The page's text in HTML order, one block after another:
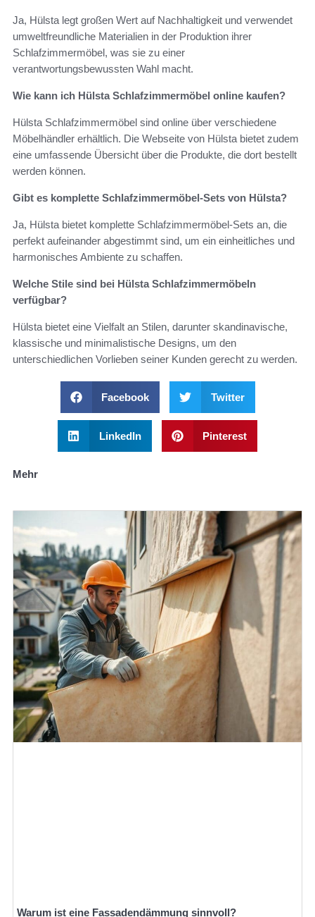
Ja, Hülsta legt großen Wert auf Nachhaltigkeit und verwendet
umweltfreundliche Materialien in der Produktion ihrer
Schlafzimmermöbel, was sie zu einer
verantwortungsbewussten Wahl macht.
Wie kann ich Hülsta Schlafzimmermöbel online kaufen?
Hülsta Schlafzimmermöbel sind online über verschiedene
Möbelhändler erhältlich. Die Webseite von Hülsta bietet zudem
eine umfassende Übersicht über die Produkte, die dort bestellt
werden können.
Gibt es komplette Schlafzimmermöbel-Sets von Hülsta?
Ja, Hülsta bietet komplette Schlafzimmermöbel-Sets an, die
perfekt aufeinander abgestimmt sind, um ein einheitliches und
harmonisches Ambiente zu schaffen.
Welche Stile sind bei Hülsta Schlafzimmermöbeln
verfügbar?
Hülsta bietet eine Vielfalt an Stilen, darunter skandinavische,
klassische und minimalistische Designs, um den
unterschiedlichen Vorlieben seiner Kunden gerecht zu werden.
Facebook Twitter
LinkedIn Pinterest
Mehr
Warum ist eine Fassadendämmung sinnvoll?